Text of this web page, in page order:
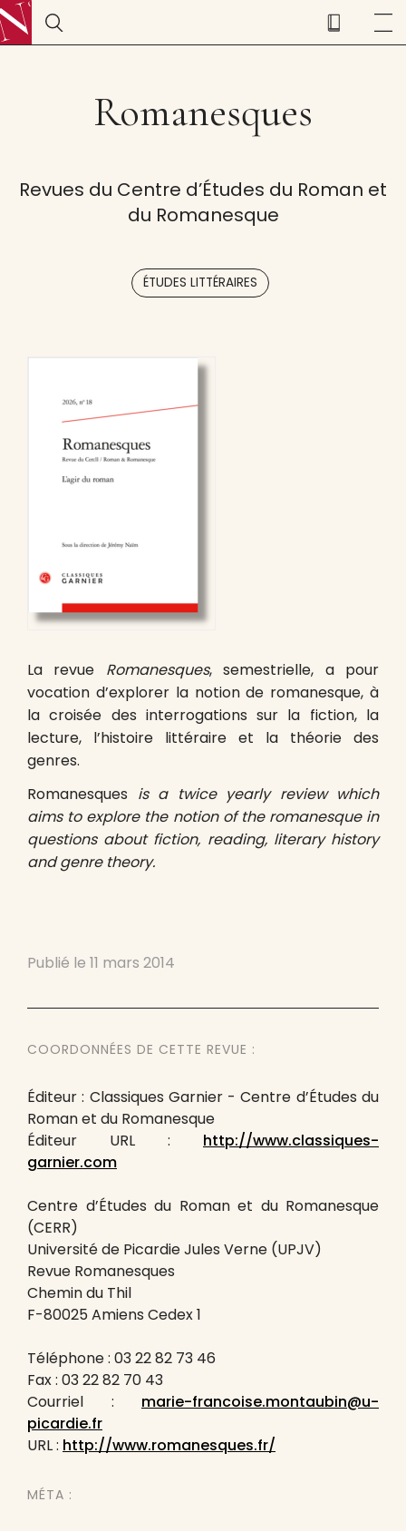
Romanesques
Revues du Centre d’Études du Roman et
du Romanesque
ÉTUDES LITTÉRAIRES
La revue Romanesques, semestrielle, a pour
vocation d’explorer la notion de romanesque, à
la croisée des interrogations sur la fiction, la
lecture, l’histoire littéraire et la théorie des
genres.
Romanesques is a twice yearly review which
aims to explore the notion of the romanesque in
questions about fiction, reading, literary history
and genre theory.
Publié le 11 mars 2014
COORDONNÉES DE CETTE REVUE :
Éditeur : Classiques Garnier - Centre d’Études du
Roman et du Romanesque
Éditeur URL : http://www.classiques-
garnier.com
Centre d’Études du Roman et du Romanesque
(CERR)
Université de Picardie Jules Verne (UPJV)
Revue Romanesques
Chemin du Thil
F-80025 Amiens Cedex 1
Téléphone : 03 22 82 73 46
Fax : 03 22 82 70 43
Courriel : marie-francoise.montaubin@u-
picardie.fr
URL : http://www.romanesques.fr/
MÉTA :